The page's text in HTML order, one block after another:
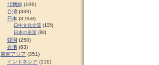
北朝鮮 (106)
台湾 (333)
日本 (3,968)
日中文化交流 (105)
日本の皇室 (88)
韓国 (250)
香港 (83)
東南アジア (351)
インドネシア (119)